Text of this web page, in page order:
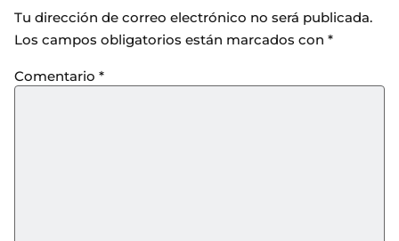
Tu dirección de correo electrónico no será publicada.
Los campos obligatorios están marcados con *
Comentario *